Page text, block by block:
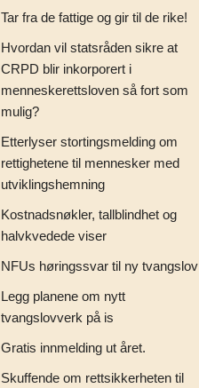
Tar fra de fattige og gir til de rike!
Hvordan vil statsråden sikre at
CRPD blir inkorporert i
menneskerettsloven så fort som
mulig?
Etterlyser stortingsmelding om
rettighetene til mennesker med
utviklingshemning
Kostnadsnøkler, tallblindhet og
halvkvedede viser
NFUs høringssvar til ny tvangslov
Legg planene om nytt
tvangslovverk på is
Gratis innmelding ut året.
Skuffende om rettsikkerheten til